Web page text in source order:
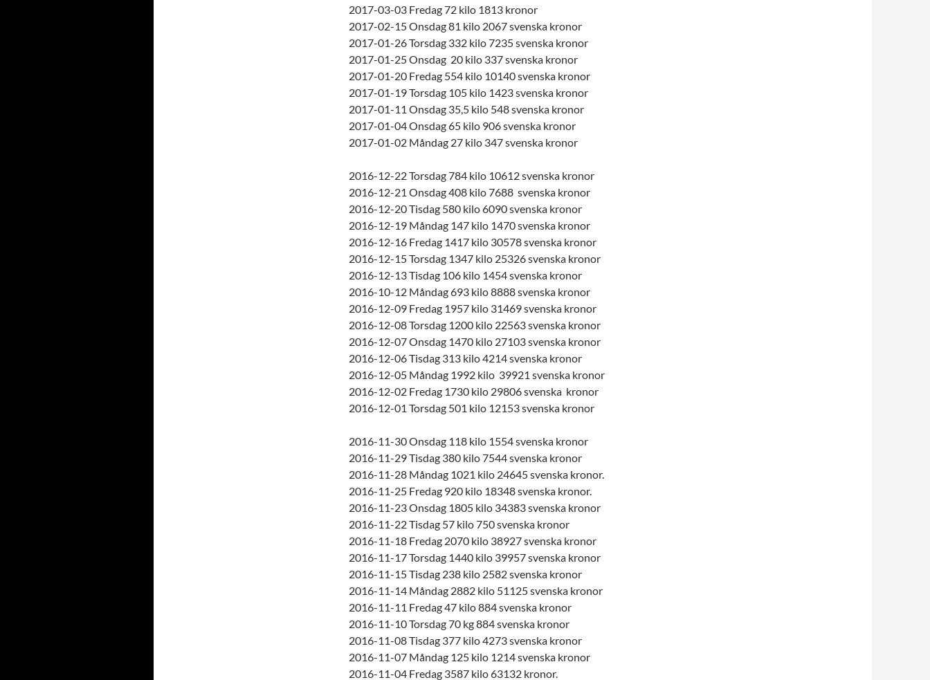
2017-03-03 Fredag 72 kilo 1813 kronor
2017-02-15 Onsdag 81 kilo 2067 svenska kronor
2017-01-26 Torsdag 332 kilo 7235 svenska kronor
2017-01-25 Onsdag 20 kilo 337 svenska kronor
2017-01-20 Fredag 554 kilo 10140 svenska kronor
2017-01-19 Torsdag 105 kilo 1423 svenska kronor
2017-01-11 Onsdag 35,5 kilo 548 svenska kronor
2017-01-04 Onsdag 65 kilo 906 svenska kronor
2017-01-02 Måndag 27 kilo 347 svenska kronor
2016-12-22 Torsdag 784 kilo 10612 svenska kronor
2016-12-21 Onsdag 408 kilo 7688 svenska kronor
2016-12-20 Tisdag 580 kilo 6090 svenska kronor
2016-12-19 Måndag 147 kilo 1470 svenska kronor
2016-12-16 Fredag 1417 kilo 30578 svenska kronor
2016-12-15 Torsdag 1347 kilo 25326 svenska kronor
2016-12-13 Tisdag 106 kilo 1454 svenska kronor
2016-10-12 Måndag 693 kilo 8888 svenska kronor
2016-12-09 Fredag 1957 kilo 31469 svenska kronor
2016-12-08 Torsdag 1200 kilo 22563 svenska kronor
2016-12-07 Onsdag 1470 kilo 27103 svenska kronor
2016-12-06 Tisdag 313 kilo 4214 svenska kronor
2016-12-05 Måndag 1992 kilo 39921 svenska kronor
2016-12-02 Fredag 1730 kilo 29806 svenska kronor
2016-12-01 Torsdag 501 kilo 12153 svenska kronor
2016-11-30 Onsdag 118 kilo 1554 svenska kronor
2016-11-29 Tisdag 380 kilo 7544 svenska kronor
2016-11-28 Måndag 1021 kilo 24645 svenska kronor.
2016-11-25 Fredag 920 kilo 18348 svenska kronor.
2016-11-23 Onsdag 1805 kilo 34383 svenska kronor
2016-11-22 Tisdag 57 kilo 750 svenska kronor
2016-11-18 Fredag 2070 kilo 38927 svenska kronor
2016-11-17 Torsdag 1440 kilo 39957 svenska kronor
2016-11-15 Tisdag 238 kilo 2582 svenska kronor
2016-11-14 Måndag 2882 kilo 51125 svenska kronor
2016-11-11 Fredag 47 kilo 884 svenska kronor
2016-11-10 Torsdag 70 kg 884 svenska kronor
2016-11-08 Tisdag 377 kilo 4273 svenska kronor
2016-11-07 Måndag 125 kilo 1214 svenska kronor
2016-11-04 Fredag 3587 kilo 63132 kronor.